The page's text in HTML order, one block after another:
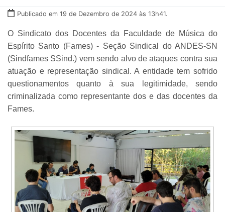
Publicado em 19 de Dezembro de 2024 às 13h41.
O Sindicato dos Docentes da Faculdade de Música do
Espírito Santo (Fames) - Seção Sindical do ANDES-SN
(Sindfames SSind.) vem sendo alvo de ataques contra sua
atuação e representação sindical. A entidade tem sofrido
questionamentos quanto à sua legitimidade, sendo
criminalizada como representante dos e das docentes da
Fames.